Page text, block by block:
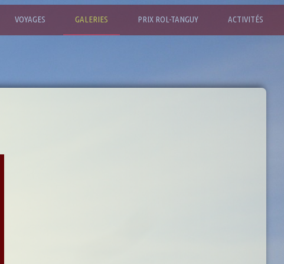
VOYAGES GALERIES PRIX ROL-TANGUY ACTIVITÉS